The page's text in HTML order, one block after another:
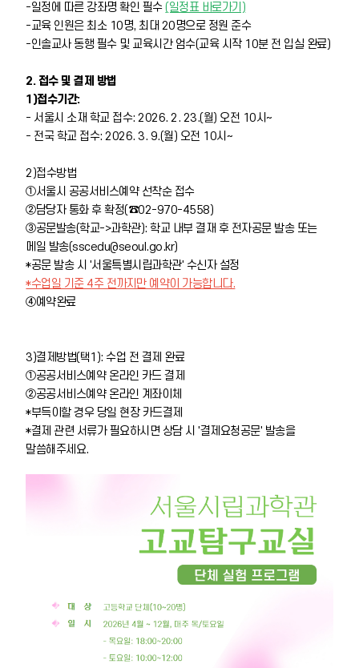
-일정에 따른 강좌명 확인 필수(일정표 바로가기)
-교육 인원은 최소 10명, 최대 20명으로 정원 준수
-인솔교사 동행 필수 및 교육시간 엄수(교육 시작 10분 전 입실 완료)
2. 접수 및 결제 방법
1)접수기간:
- 서울시 소재 학교 접수: 2026. 2. 23.(월) 오전 10시~
- 전국 학교 접수: 2026. 3. 9.(월) 오전 10시~
2)접수방법
①서울시 공공서비스예약 선착순 접수
②담당자 통화 후 확정(☎02-970-4558)
③공문발송(학교->과학관): 학교 내부 결재 후 전자공문 발송 또는
메일 발송(sscedu@seoul.go.kr)
*공문 발송 시 '서울특별시립과학관' 수신자 설정
*수업일 기준 4주 전까지만 예약이 가능합니다.
④예약완료
3)결제방법(택1): 수업 전 결제 완료
①공공서비스예약 온라인 카드 결제
②공공서비스예약 온라인 계좌이체
*부득이할 경우 당일 현장 카드결제
*결제 관련 서류가 필요하시면 상담 시 '결제요청공문' 발송을
말씀해주세요.